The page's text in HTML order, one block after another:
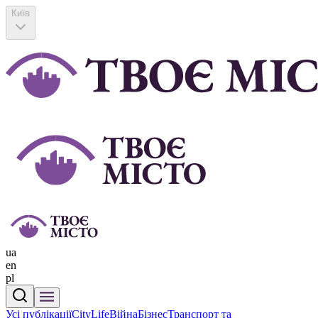
Київ
ua
en
pl
Усі публікаціїCityLifeВійнаБізнесТранспорт та